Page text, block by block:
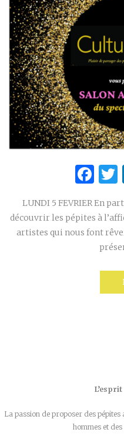
LUNDI 5 FEVRIER En
découvrir les pépites à
artistes qui nous font
La passion de proposer des
hommes et des